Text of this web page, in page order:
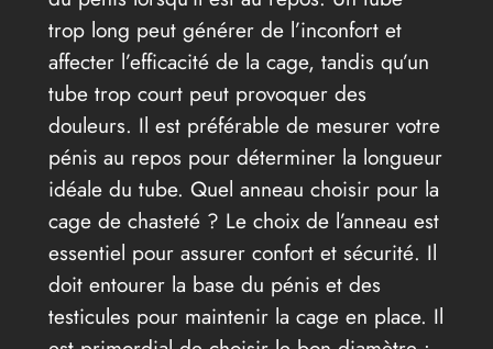
trop long peut générer de l’inconfort et
affecter l’efficacité de la cage, tandis qu’un
tube trop court peut provoquer des
douleurs. Il est préférable de mesurer votre
pénis au repos pour déterminer la longueur
idéale du tube. Quel anneau choisir pour la
cage de chasteté ? Le choix de l’anneau est
essentiel pour assurer confort et sécurité. Il
doit entourer la base du pénis et des
testicules pour maintenir la cage en place. Il